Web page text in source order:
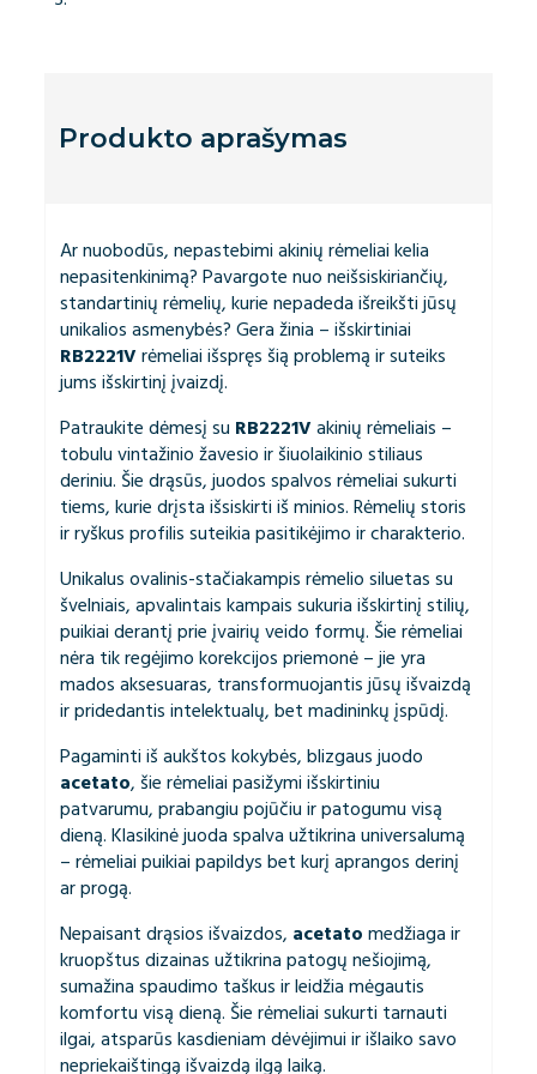
Produkto aprašymas
Ar nuobodūs, nepastebimi akinių rėmeliai kelia
nepasitenkinimą? Pavargote nuo neišsiskiriančių,
standartinių rėmelių, kurie nepadeda išreikšti jūsų
unikalios asmenybės? Gera žinia – išskirtiniai
RB2221Vrėmeliai išspręs šią problemą ir suteiks
jums išskirtinį įvaizdį.
Patraukite dėmesį su RB2221Vakinių rėmeliais –
tobulu vintažinio žavesio ir šiuolaikinio stiliaus
deriniu. Šie drąsūs, juodos spalvos rėmeliai sukurti
tiems, kurie drįsta išsiskirti iš minios. Rėmelių storis
ir ryškus profilis suteikia pasitikėjimo ir charakterio.
Unikalus ovalinis-stačiakampis rėmelio siluetas su
švelniais, apvalintais kampais sukuria išskirtinį stilių,
puikiai derantį prie įvairių veido formų. Šie rėmeliai
nėra tik regėjimo korekcijos priemonė – jie yra
mados aksesuaras, transformuojantis jūsų išvaizdą
ir pridedantis intelektualų, bet madininkų įspūdį.
Pagaminti iš aukštos kokybės, blizgaus juodo
acetato, šie rėmeliai pasižymi išskirtiniu
patvarumu, prabangiu pojūčiu ir patogumu visą
dieną. Klasikinė juoda spalva užtikrina universalumą
– rėmeliai puikiai papildys bet kurį aprangos derinį
ar progą.
Nepaisant drąsios išvaizdos, acetatomedžiaga ir
kruopštus dizainas užtikrina patogų nešiojimą,
sumažina spaudimo taškus ir leidžia mėgautis
komfortu visą dieną. Šie rėmeliai sukurti tarnauti
ilgai, atsparūs kasdieniam dėvėjimui ir išlaiko savo
nepriekaištingą išvaizdą ilgą laiką.